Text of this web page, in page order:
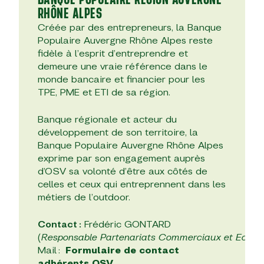
RHÔNE ALPES
Créée par des entrepreneurs, la Banque
Populaire Auvergne Rhône Alpes reste
fidèle à l’esprit d’entreprendre et
demeure une vraie référence dans le
monde bancaire et financier pour les
TPE, PME et ETI de sa région.
Banque régionale et acteur du
développement de son territoire, la
Banque Populaire Auvergne Rhône Alpes
exprime par son engagement auprès
d’OSV sa volonté d’être aux côtés de
celles et ceux qui entreprennent dans les
métiers de l’outdoor.
Contact : Frédéric GONTARD
(Responsable Partenariats Commerciaux et
Mail : Formulaire de contact